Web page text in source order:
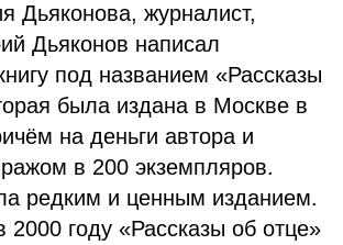
Дьяконова, журналист,
Дьяконов написал
под названием «Рассказы
была издана в Москве в
на деньги автора и
в 200 экземпляров.
редким и ценным изданием.
году «Рассказы об отце»